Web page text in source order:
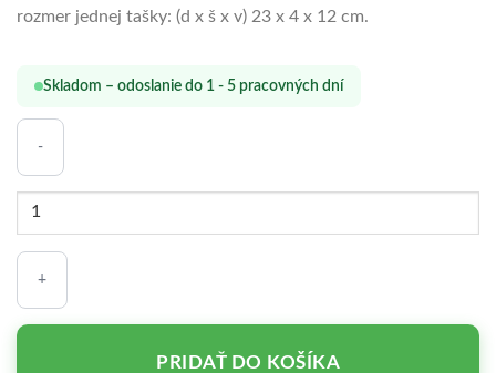
rozmer jednej tašky: (d x š x v) 23 x 4 x 12 cm.
Skladom – odoslanie do 1 - 5 pracovných dní
množstvo
DO
RÁMU
A-
R281F
PRIDAŤ DO KOŠÍKA